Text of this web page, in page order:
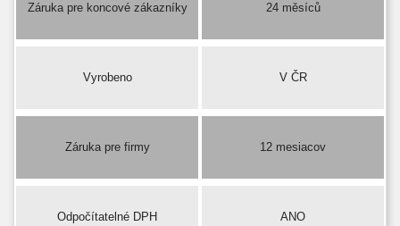
Záruka pre koncové zákazníky 24 měsíců
Vyrobeno V ČR
Záruka pre firmy 12 mesiacov
Odpočítatelné DPH ANO